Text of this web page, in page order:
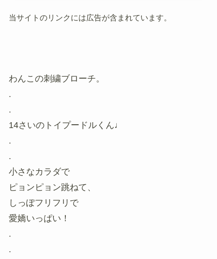
当サイトのリンクには広告が含まれています。
わんこの刺繍ブローチ。
.
.
14さいのトイプードルくん♩
.
.
小さなカラダで
ピョンピョン跳ねて、
しっぽフリフリで
愛嬌いっぱい！
.
.